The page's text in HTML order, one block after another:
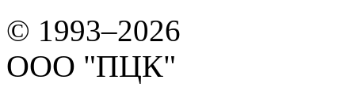
© 1993–2026
ООО "ПЦК"